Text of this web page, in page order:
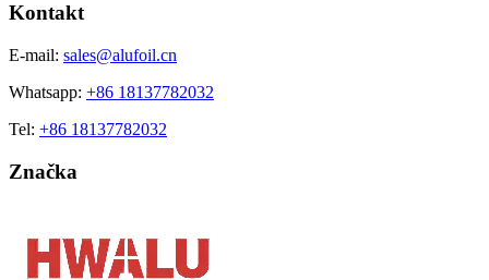
Kontakt
E-mail: sales@alufoil.cn
Whatsapp: +86 18137782032
Tel: +86 18137782032
Značka